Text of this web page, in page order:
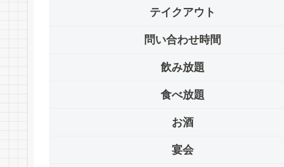
テイクアウト
問い合わせ時間
飲み放題
食べ放題
お酒
宴会